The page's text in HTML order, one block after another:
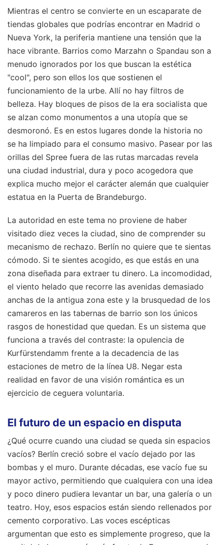
Mientras el centro se convierte en un escaparate de
tiendas globales que podrías encontrar en Madrid o
Nueva York, la periferia mantiene una tensión que la
hace vibrante. Barrios como Marzahn o Spandau son a
menudo ignorados por los que buscan la estética
"cool", pero son ellos los que sostienen el
funcionamiento de la urbe. Allí no hay filtros de
belleza. Hay bloques de pisos de la era socialista que
se alzan como monumentos a una utopía que se
desmoronó. Es en estos lugares donde la historia no
se ha limpiado para el consumo masivo. Pasear por las
orillas del Spree fuera de las rutas marcadas revela
una ciudad industrial, dura y poco acogedora que
explica mucho mejor el carácter alemán que cualquier
estatua en la Puerta de Brandeburgo.
La autoridad en este tema no proviene de haber
visitado diez veces la ciudad, sino de comprender su
mecanismo de rechazo. Berlín no quiere que te sientas
cómodo. Si te sientes acogido, es que estás en una
zona diseñada para extraer tu dinero. La incomodidad,
el viento helado que recorre las avenidas demasiado
anchas de la antigua zona este y la brusquedad de los
camareros en las tabernas de barrio son los únicos
rasgos de honestidad que quedan. Es un sistema que
funciona a través del contraste: la opulencia de
Kurfürstendamm frente a la decadencia de las
estaciones de metro de la línea U8. Negar esta
realidad en favor de una visión romántica es un
ejercicio de ceguera voluntaria.
El futuro de un espacio en disputa
¿Qué ocurre cuando una ciudad se queda sin espacios
vacíos? Berlín creció sobre el vacío dejado por las
bombas y el muro. Durante décadas, ese vacío fue su
mayor activo, permitiendo que cualquiera con una idea
y poco dinero pudiera levantar un bar, una galería o un
teatro. Hoy, esos espacios están siendo rellenados por
cemento corporativo. Las voces escépticas
argumentan que esto es simplemente progreso, que la